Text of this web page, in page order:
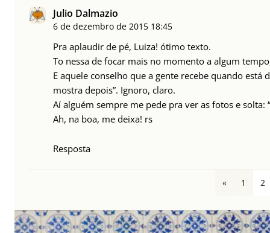
Julio Dalmazio
6 de dezembro de 2015 18:45
Pra aplaudir de pé, Luiza! ótimo texto.
To nessa de focar mais no momento a algum
E aquele conselho que a gente recebe quando
mostra depois”. Ignoro, claro.
Aí alguém sempre me pede pra ver as fotos e solta:
Ah, na boa, me deixa! rs
Resposta
« 1 2